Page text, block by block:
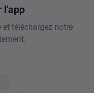
l'app
téléchargez notre